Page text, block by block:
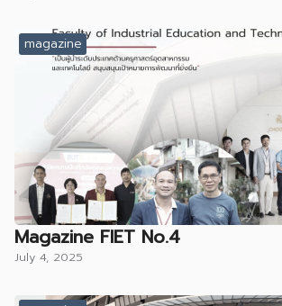
magazine
Magazine FIET No.4
July 4, 2025